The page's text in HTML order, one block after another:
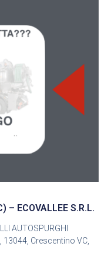
– ECOVALLEE S.R.L.
AUTOSPURGHI
13044, Crescentino VC,